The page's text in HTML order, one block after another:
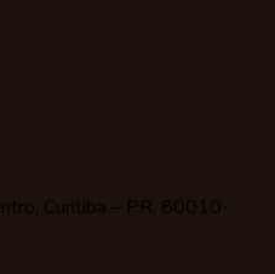
Curitiba – PR, 80010-